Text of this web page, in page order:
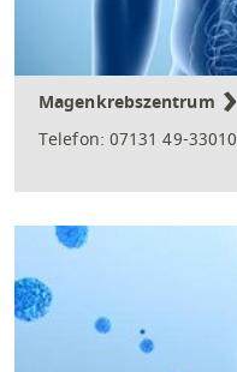
Magenkrebszentrum
Telefon: 07131 49-33010